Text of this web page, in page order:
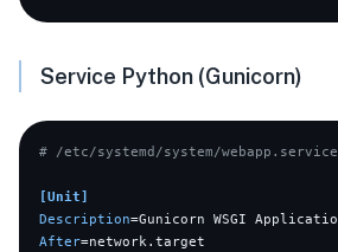
Service Python (Gunicorn)
# /etc/systemd/system/webapp.service
[Unit]
Description
After=network.target